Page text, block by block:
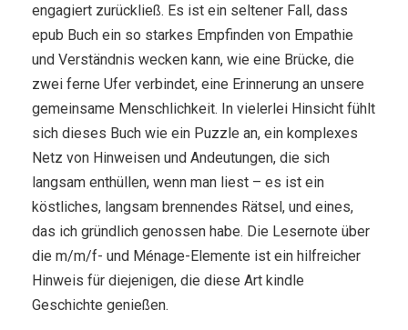
engagiert zurückließ. Es ist ein seltener Fall, dass
epub Buch ein so starkes Empfinden von Empathie
und Verständnis wecken kann, wie eine Brücke, die
zwei ferne Ufer verbindet, eine Erinnerung an unsere
gemeinsame Menschlichkeit. In vielerlei Hinsicht fühlt
sich dieses Buch wie ein Puzzle an, ein komplexes
Netz von Hinweisen und Andeutungen, die sich
langsam enthüllen, wenn man liest – es ist ein
köstliches, langsam brennendes Rätsel, und eines,
das ich gründlich genossen habe. Die Lesernote über
die m/m/f- und Ménage-Elemente ist ein hilfreicher
Hinweis für diejenigen, die diese Art kindle
Geschichte genießen.